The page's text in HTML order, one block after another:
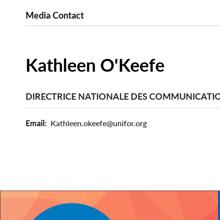
Media Contact
Kathleen O'Keefe
DIRECTRICE NATIONALE DES
Email Kathleen.okeefe@unifor.org